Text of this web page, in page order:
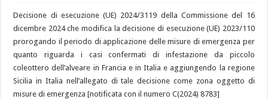
Decisione di esecuzione (UE) 2024/3119 della Commissione del 16
dicembre 2024 che modifica la decisione di esecuzione (UE) 2023/110
prorogando il periodo di applicazione delle misure di emergenza per
quanto riguarda i casi confermati di infestazione da piccolo
coleottero dell’alveare in Francia e in Italia e aggiungendo la regione
Sicilia in Italia nell’allegato di tale decisione come zona oggetto di
misure di emergenza [notificata con il numero C(2024) 8783]